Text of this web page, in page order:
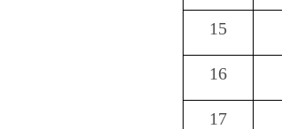
15
16
17